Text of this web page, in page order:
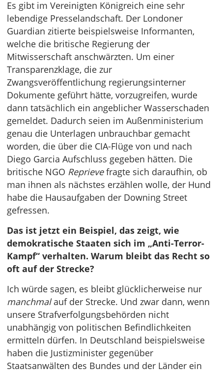
Es gibt im Vereinigten Königreich eine sehr
lebendige Presselandschaft. Der Londoner
Guardian zitierte beispielsweise Informanten,
welche die britische Regierung der
Mitwisserschaft anschwärzten. Um einer
Transparenzklage, die zur
Zwangsveröffentlichung regierungsinterner
Dokumente geführt hätte, vorzugreifen, wurde
dann tatsächlich ein angeblicher Wasserschaden
gemeldet. Dadurch seien im Außenministerium
genau die Unterlagen unbrauchbar gemacht
worden, die über die CIA-Flüge von und nach
Diego Garcia Aufschluss gegeben hätten. Die
britische NGO Reprievefragte sich daraufhin, ob
man ihnen als nächstes erzählen wolle, der Hund
habe die Hausaufgaben der Downing Street
gefressen.
Das ist jetzt ein Beispiel, das zeigt, wie
demokratische Staaten sich im „Anti-Terror-
Kampf“ verhalten. Warum bleibt das Recht so
oft auf der Strecke?
Ich würde sagen, es bleibt glücklicherweise nur
manchmalauf der Strecke. Und zwar dann, wenn
unsere Strafverfolgungsbehörden nicht
unabhängig von politischen Befindlichkeiten
ermitteln dürfen. In Deutschland beispielsweise
haben die Justizminister gegenüber
Staatsanwälten des Bundes und der Länder ein